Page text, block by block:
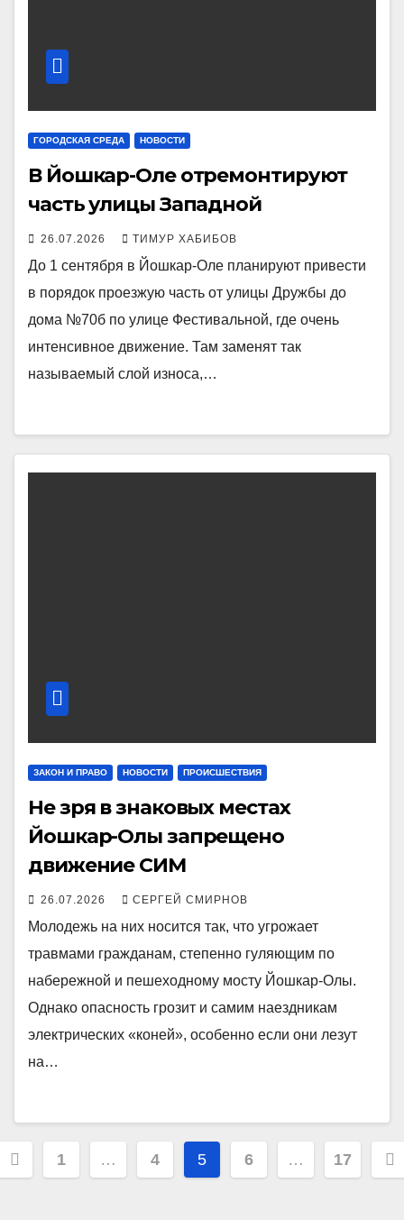
ГОРОДСКАЯ СРЕДА НОВОСТИ
В Йошкар-Оле отремонтируют
часть улицы Западной
26.07.2026 ТИМУР ХАБИБОВ
До 1 сентября в Йошкар-Оле планируют привести
в порядок проезжую часть от улицы Дружбы до
дома №70б по улице Фестивальной, где очень
интенсивное движение. Там заменят так
называемый слой износа,…
ЗАКОН И ПРАВО НОВОСТИ ПРОИСШЕСТВИЯ
Не зря в знаковых местах
Йошкар-Олы запрещено
движение СИМ
26.07.2026 СЕРГЕЙ СМИРНОВ
Молодежь на них носится так, что угрожает
травмами гражданам, степенно гуляющим по
набережной и пешеходному мосту Йошкар-Олы.
Однако опасность грозит и самим наездникам
электрических «коней», особенно если они лезут
на…
1 … 4 5 6 … 17